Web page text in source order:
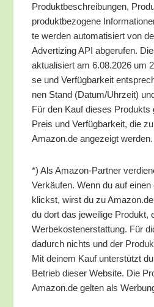
Pro­dukt­be­schrei­bun­gen,
pro­dukt­be­zo­ge­ne
te wer­den auto­ma­ti­siert von
Adver­tiz­ing API abge­ru­fen.
aktua­li­siert am 6.08.2026 um
se und Ver­füg­bar­keit
nen Stand (Datum/​Uhrzeit)
Für den Kauf die­ses Pro­dukts
Preis und Ver­füg­bar­keit, die
Amazon.de ange­zeigt werden.
*) Als Ama­zon-Part­ner
Ver­käu­fen. Wenn du auf
klickst, wirst du zu
du dort das jewei­li­ge Pro­dukt,
Wer­be­kos­ten­er­stat­tung. Für
dadurch nichts und der
Mit dei­nem Kauf unter­stützt
Betrieb die­ser Web­site. Die
Amazon.de gel­ten als